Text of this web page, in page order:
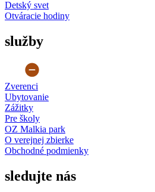
Detský svet
Otváracie hodiny
služby
Zverenci
Ubytovanie
Zážitky
Pre školy
OZ Malkia park
O verejnej zbierke
Obchodné podmienky
sledujte nás